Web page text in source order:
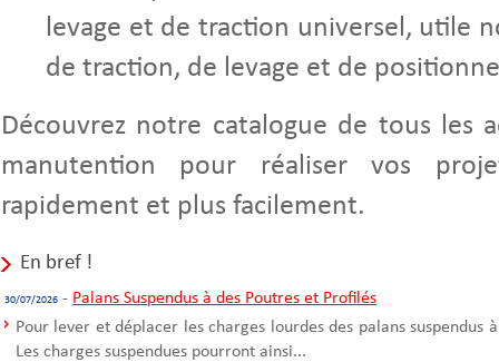
levage et de traction universel, utile
de traction, de levage et de
Découvrez notre catalogue de tous les
manutention pour réaliser vos
rapidement et plus facilement.
En bref !
30/07/2026 - Palans Suspendus à des Poutres et Profilés
Pour lever et déplacer les charges lourdes des palans suspendus
Les charges suspendues pourront ainsi...